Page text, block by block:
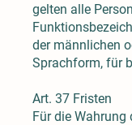
gelten alle
der männlichen
Sprachform, für
Art. 37 Fristen
Für die Wahrung